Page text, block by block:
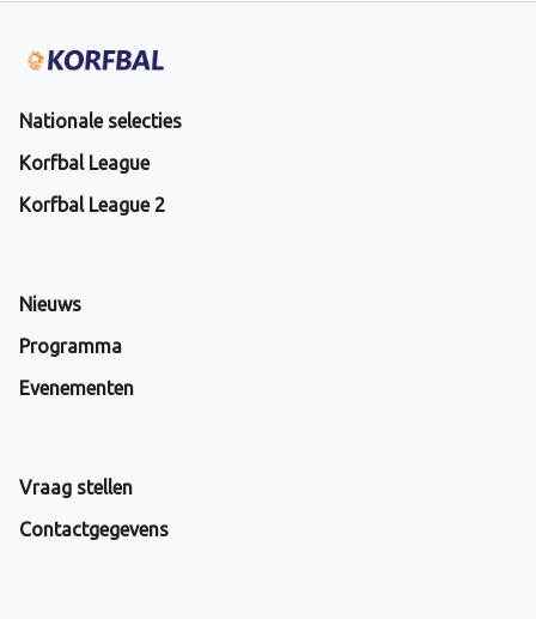
Nationale selecties
Korfbal League
Korfbal League 2
Nieuws
Programma
Evenementen
Vraag stellen
Contactgegevens